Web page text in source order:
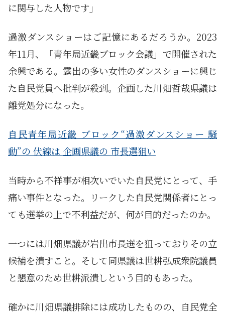
に関与した人物です」
過激ダンスショーはご記憶にあるだろうか。2023
年11月、「青年局近畿ブロック会議」で開催された
余興である。露出の多い女性のダンスショーに興じ
た自民党員へ批判が殺到。企画した川畑哲哉県議は
離党処分になった。
自民青年局近畿 ブロック“過激ダンスショー 騒
動”の 伏線は 企画県議の 市長選狙い
当時から不祥事が相次いでいた自民党にとって、手
痛い事件となった。リークした自民党関係者にとっ
ても選挙の上で不利益だが、何が目的だったのか。
一つには川畑県議が岩出市長選を狙っておりその立
候補を潰すこと。そして同県議は世耕弘成衆院議員
と懇意のため世耕派潰しという目的もあった。
確かに川畑県議排除には成功したものの、自民党全